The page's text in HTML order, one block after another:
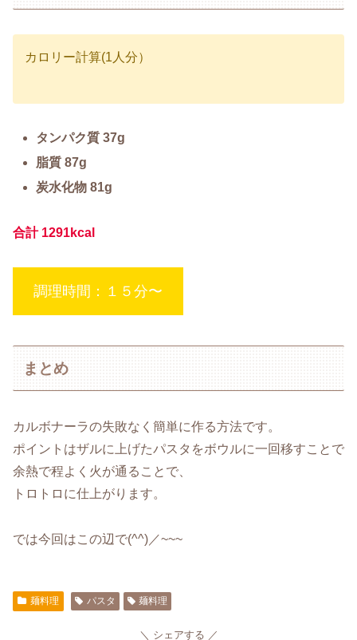
カロリー計算(1人分）
タンパク質37g
脂質 87g
炭水化物 81g
合計 1291kcal
調理時間：１５分〜
まとめ
カルボナーラの失敗なく簡単に作る方法です。
ポイントはザルに上げたパスタをボウルに一回移すことで
余熱で程よく火が通ることで、
トロトロに仕上がります。
では今回はこの辺で(^^)／~~~
麺料理 パスタ 麺料理
シェアする